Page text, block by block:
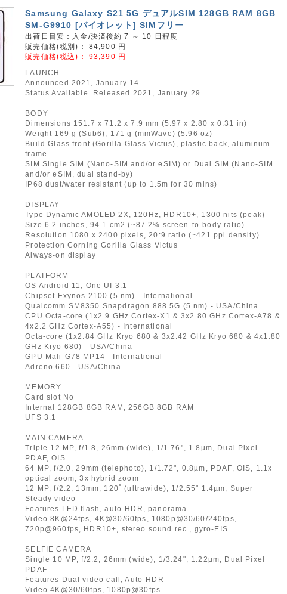
Samsung Galaxy S21 5G デュアルSIM 128GB RAM 8GB
SM-G9910 [バイオレット] SIMフリー
出荷日目安：入金/決済後約 7 ～ 10 日程度
販売価格(税別)： 84,900 円
販売価格(税込)： 93,390 円
LAUNCH
Announced 2021, January 14
Status Available. Released 2021, January 29
BODY
Dimensions 151.7 x 71.2 x 7.9 mm (5.97 x 2.80 x 0.31 in)
Weight 169 g (Sub6), 171 g (mmWave) (5.96 oz)
Build Glass front (Gorilla Glass Victus), plastic back, aluminum
frame
SIM Single SIM (Nano-SIM and/or eSIM) or Dual SIM (Nano-SIM
and/or eSIM, dual stand-by)
IP68 dust/water resistant (up to 1.5m for 30 mins)
DISPLAY
Type Dynamic AMOLED 2X, 120Hz, HDR10+, 1300 nits (peak)
Size 6.2 inches, 94.1 cm2 (~87.2% screen-to-body ratio)
Resolution 1080 x 2400 pixels, 20:9 ratio (~421 ppi density)
Protection Corning Gorilla Glass Victus
Always-on display
PLATFORM
OS Android 11, One UI 3.1
Chipset Exynos 2100 (5 nm) - International
Qualcomm SM8350 Snapdragon 888 5G (5 nm) - USA/China
CPU Octa-core (1x2.9 GHz Cortex-X1 & 3x2.80 GHz Cortex-A78 &
4x2.2 GHz Cortex-A55) - International
Octa-core (1x2.84 GHz Kryo 680 & 3x2.42 GHz Kryo 680 & 4x1.80
GHz Kryo 680) - USA/China
GPU Mali-G78 MP14 - International
Adreno 660 - USA/China
MEMORY
Card slot No
Internal 128GB 8GB RAM, 256GB 8GB RAM
UFS 3.1
MAIN CAMERA
Triple 12 MP, f/1.8, 26mm (wide), 1/1.76", 1.8µm, Dual Pixel
PDAF, OIS
64 MP, f/2.0, 29mm (telephoto), 1/1.72", 0.8µm, PDAF, OIS, 1.1x
optical zoom, 3x hybrid zoom
12 MP, f/2.2, 13mm, 120˚ (ultrawide), 1/2.55" 1.4µm, Super
Steady video
Features LED flash, auto-HDR, panorama
Video 8K@24fps, 4K@30/60fps, 1080p@30/60/240fps,
720p@960fps, HDR10+, stereo sound rec., gyro-EIS
SELFIE CAMERA
Single 10 MP, f/2.2, 26mm (wide), 1/3.24", 1.22µm, Dual Pixel
PDAF
Features Dual video call, Auto-HDR
Video 4K@30/60fps, 1080p@30fps